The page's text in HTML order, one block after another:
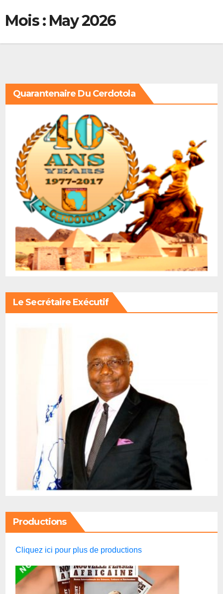
Mois : May 2026
Quarantenaire Du Cerdotola
Le Secrétaire Exécutif
Productions
Cliquez ici pour plus de productions